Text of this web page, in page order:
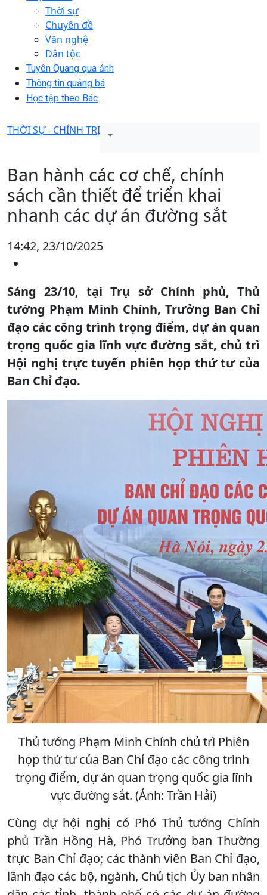
Thời sự
Chuyên đề
Văn nghệ
Dân tộc
Tuyên Quang qua ảnh
Thông tin quảng bá
Học tập theo Bác
THỜI SỰ - CHÍNH TRỊ
Ban hành các cơ chế, chính
sách cần thiết để triển khai
nhanh các dự án đường sắt
14:42, 23/10/2025
Sáng 23/10, tại Trụ sở Chính phủ, Thủ
tướng Phạm Minh Chính, Trưởng Ban Chỉ
đạo các công trình trọng điểm, dự án quan
trọng quốc gia lĩnh vực đường sắt, chủ trì
Hội nghị trực tuyến phiên họp thứ tư của
Ban Chỉ đạo.
Thủ tướng Phạm Minh Chính chủ trì Phiên
họp thứ tư của Ban Chỉ đạo các công trình
trọng điểm, dự án quan trọng quốc gia lĩnh
vực đường sắt. (Ảnh: Trần Hải)
Cùng dự hội nghị có Phó Thủ tướng Chính
phủ Trần Hồng Hà, Phó Trưởng ban Thường
trực Ban Chỉ đạo; các thành viên Ban Chỉ đạo,
lãnh đạo các bộ, ngành, Chủ tịch Ủy ban nhân